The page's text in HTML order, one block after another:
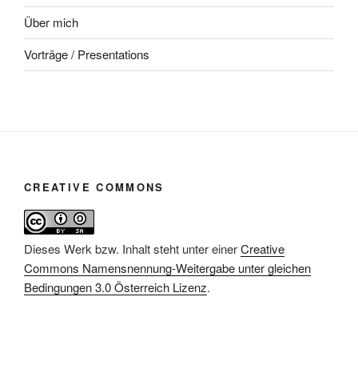
Über mich
Vorträge / Presentations
CREATIVE COMMONS
Dieses Werk bzw. Inhalt steht unter einerCreative
Commons Namensnennung-Weitergabe unter gleichen
Bedingungen 3.0 Österreich Lizenz.